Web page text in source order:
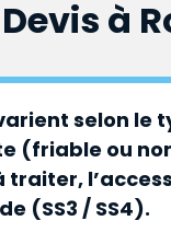
à
selon le
(friable ou
traiter,
(SS3 / SS4).